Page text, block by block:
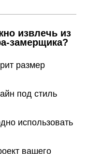
извлечь из
замерщика?
размер
под стиль
использовать
вашего